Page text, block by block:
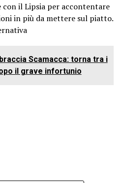
il Lipsia per accontentare
in più da mettere sul piatto.
Scamacca: torna tra i
il grave infortunio